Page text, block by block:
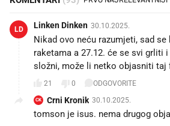
LD Linken Dinken 30.10.2025.
Nikad ovo neću razumjeti, sad
raketama a 27.12. će se svi grliti
složni, može li netko objasniti taj
21 0 ODGOVORITE
CK Crni Kronik 30.10.2025.
tomson je isus. nema drugog